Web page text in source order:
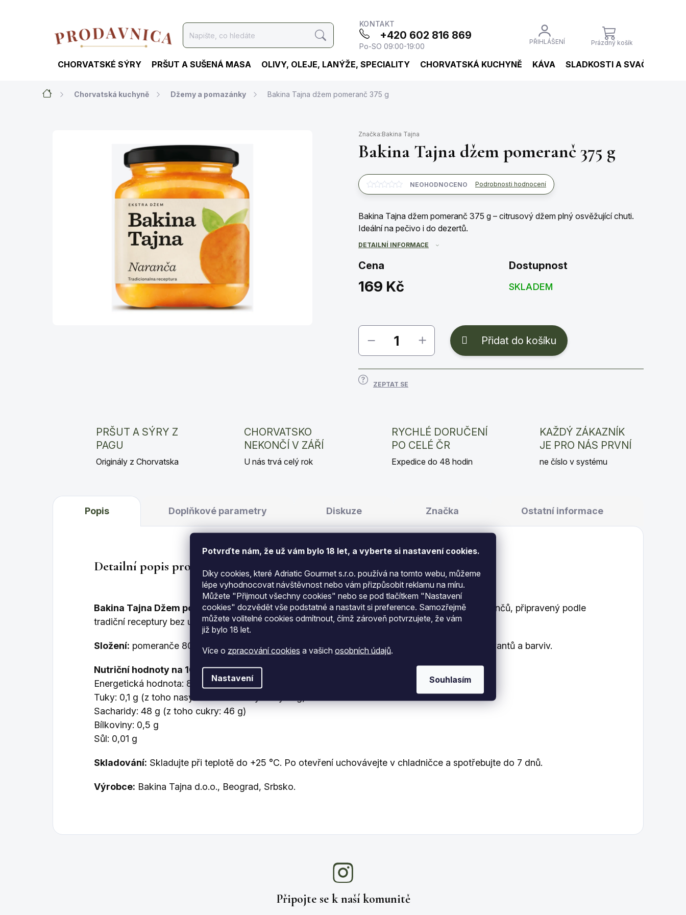
Potvrďte nám​​, že už vám bylo 18 let, a vyberte si nastavení cookies.
Díky cookies, které Adriatic Gourmet s.r.o. používá na tomto webu, můžeme
lépe vyhodnocovat návštěvnost nebo vám přizpůsobit reklamu na míru.
Můžete "Přijmout všechny cookies" nebo se pod tlačítkem "Nastavení
cookies" dozvědět vše podstatné a nastavit si preference. Samozřejmě
můžete volitelné cookies odmítnout, čímž zároveň potvrzujete, že vám
již bylo 18 let.
Více o zpracování cookies a vašich osobních údajů.
Nastavení Souhlasím
Hledat
KONTAKT
+420 602 816 869
Po-SO 09:00-19:00
PŘIHLÁŠENÍ
NÁKUPNÍ
KOŠÍK
Prázdný košík
CHORVATSKÉ SÝRY PRŠUT A SUŠENÁ MASA OLIVY, OLEJE, LANÝŽE, SPECIALITY CHORVATSKÁ KUCHYNĚ KÁVA SLADKOSTI A SVAČINY
Domů Chorvatská kuchyně Džemy a pomazánky Bakina Tajna džem pomeranč 375 g
Značka:Bakina Tajna
Bakina Tajna džem pomeranč 375 g
NEOHODNOCENO Podrobnosti hodnocení
Bakina Tajna džem pomeranč 375 g – citrusový džem plný osvěžující chuti.
Ideální na pečivo i do dezertů.
DETAILNÍ INFORMACE
Cena
169 Kč
Dostupnost
SKLADEM
Přidat do košíku
ZEPTAT SE
PRŠUT A SÝRY Z
PAGU
Originály z Chorvatska
CHORVATSKO
NEKONČÍ V ZÁŘÍ
U nás trvá celý rok
RYCHLÉ DORUČENÍ
PO CELÉ ČR
Expedice do 48 hodin
KAŽDÝ ZÁKAZNÍK
JE PRO NÁS PRVNÍ
ne číslo v systému
Popis Doplňkové parametry Diskuze Značka Ostatní informace
Detailní popis produktu
Bakina Tajna Džem pomeranč 375 gje džem s výraznou citrusovou chutí z čerstvých pomerančů, připravený podle
tradiční receptury bez umělých přísad. Skvělý na snídani, do pečiva i na dezerty.
Složení: pomeranče 80 %, cukr, regulátor kyselosti (kyselina citronová). Bez přidaných konzervantů a barviv.
Nutriční hodnoty na 100 g:
Energetická hodnota: 822 kJ / 193 kcal
Tuky: 0,1 g (z toho nasycené mastné kyseliny: 0 g)
Sacharidy: 48 g (z toho cukry: 46 g)
Bílkoviny: 0,5 g
Sůl: 0,01 g
Skladování: Skladujte při teplotě do +25 °C. Po otevření uchovávejte v chladničce a spotřebujte do 7 dnů.
Výrobce: Bakina Tajna d.o.o., Beograd, Srbsko.
Připojte se k naší komunitě